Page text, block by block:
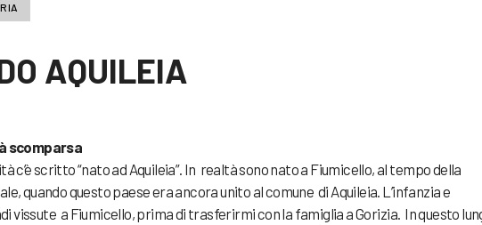
AQUILEIA
scomparsa
c’è scritto “nato ad Aquileia”. In realtà sono nato a Fiumicello, al tempo della
quando questo paese era ancora unito al comune di Aquileia. L’infanzia e
vissute a Fiumicello, prima di trasferirmi con la famiglia a Gorizia. In questo